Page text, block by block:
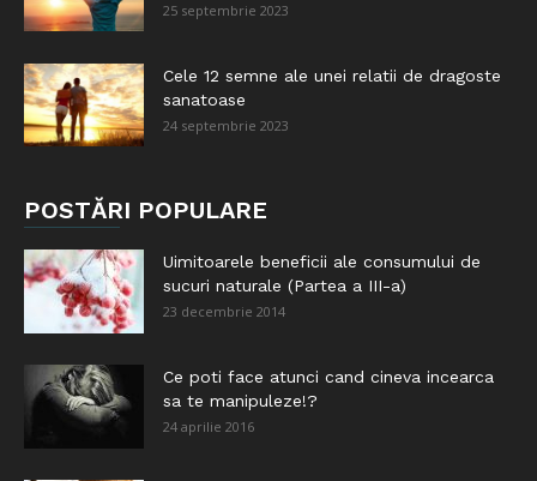
25 septembrie 2023
Cele 12 semne ale unei relatii de dragoste
sanatoase
24 septembrie 2023
POSTĂRI POPULARE
Uimitoarele beneficii ale consumului de
sucuri naturale (Partea a III-a)
23 decembrie 2014
Ce poti face atunci cand cineva incearca
sa te manipuleze!?
24 aprilie 2016